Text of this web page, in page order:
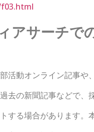
アサーチで
活動オンライン記事や
去の新聞記事などで、
する場合があります。